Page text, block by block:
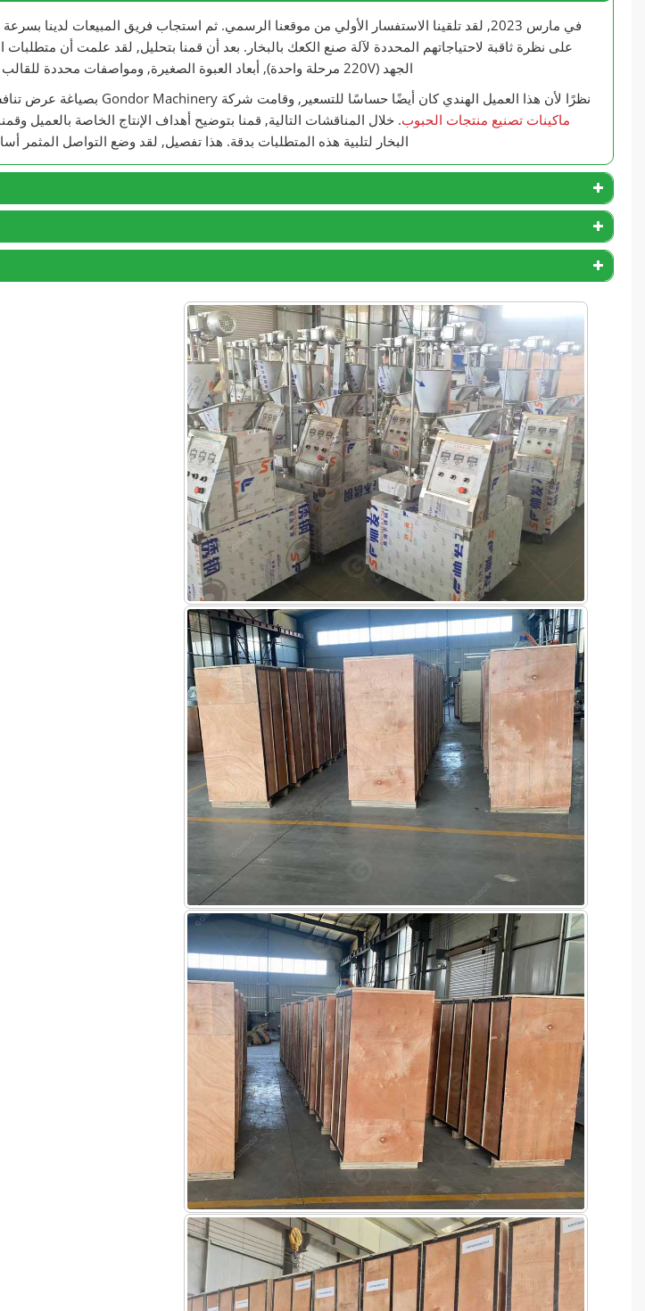
في مارس 2023, لقد تلقينا الاستفسار الأولي من موقعنا الرسمي. ثم استجاب فريق المبيعات لدينا
على نظرة ثاقبة لاحتياجاتهم المحددة لآلة صنع الكعك بالبخار. بعد أن قمنا بتحليل, لقد علمت أن
الجهد (220V مرحلة واحدة), أبعاد العبوة الصغيرة, ومواصفات محددة للقالب لإنتاج الكعك المطلوب بوزن 15 جرامًا.
نظرًا لأن هذا العميل الهندي كان أيضًا حساسًا للتسعير, وقامت شركة Gondor Machinery بصياغة عرض تنافسي مع ضمان معايير الجودة العالية لل
ماكينات تصنيع منتجات الحبوب. خلال المناقشات التالية, قمنا بتوضيح أهداف الإنتاج الخاصة بالعميل
البخار لتلبية هذه المتطلبات بدقة. هذا تفصيل, لقد وضع التواصل المثمر